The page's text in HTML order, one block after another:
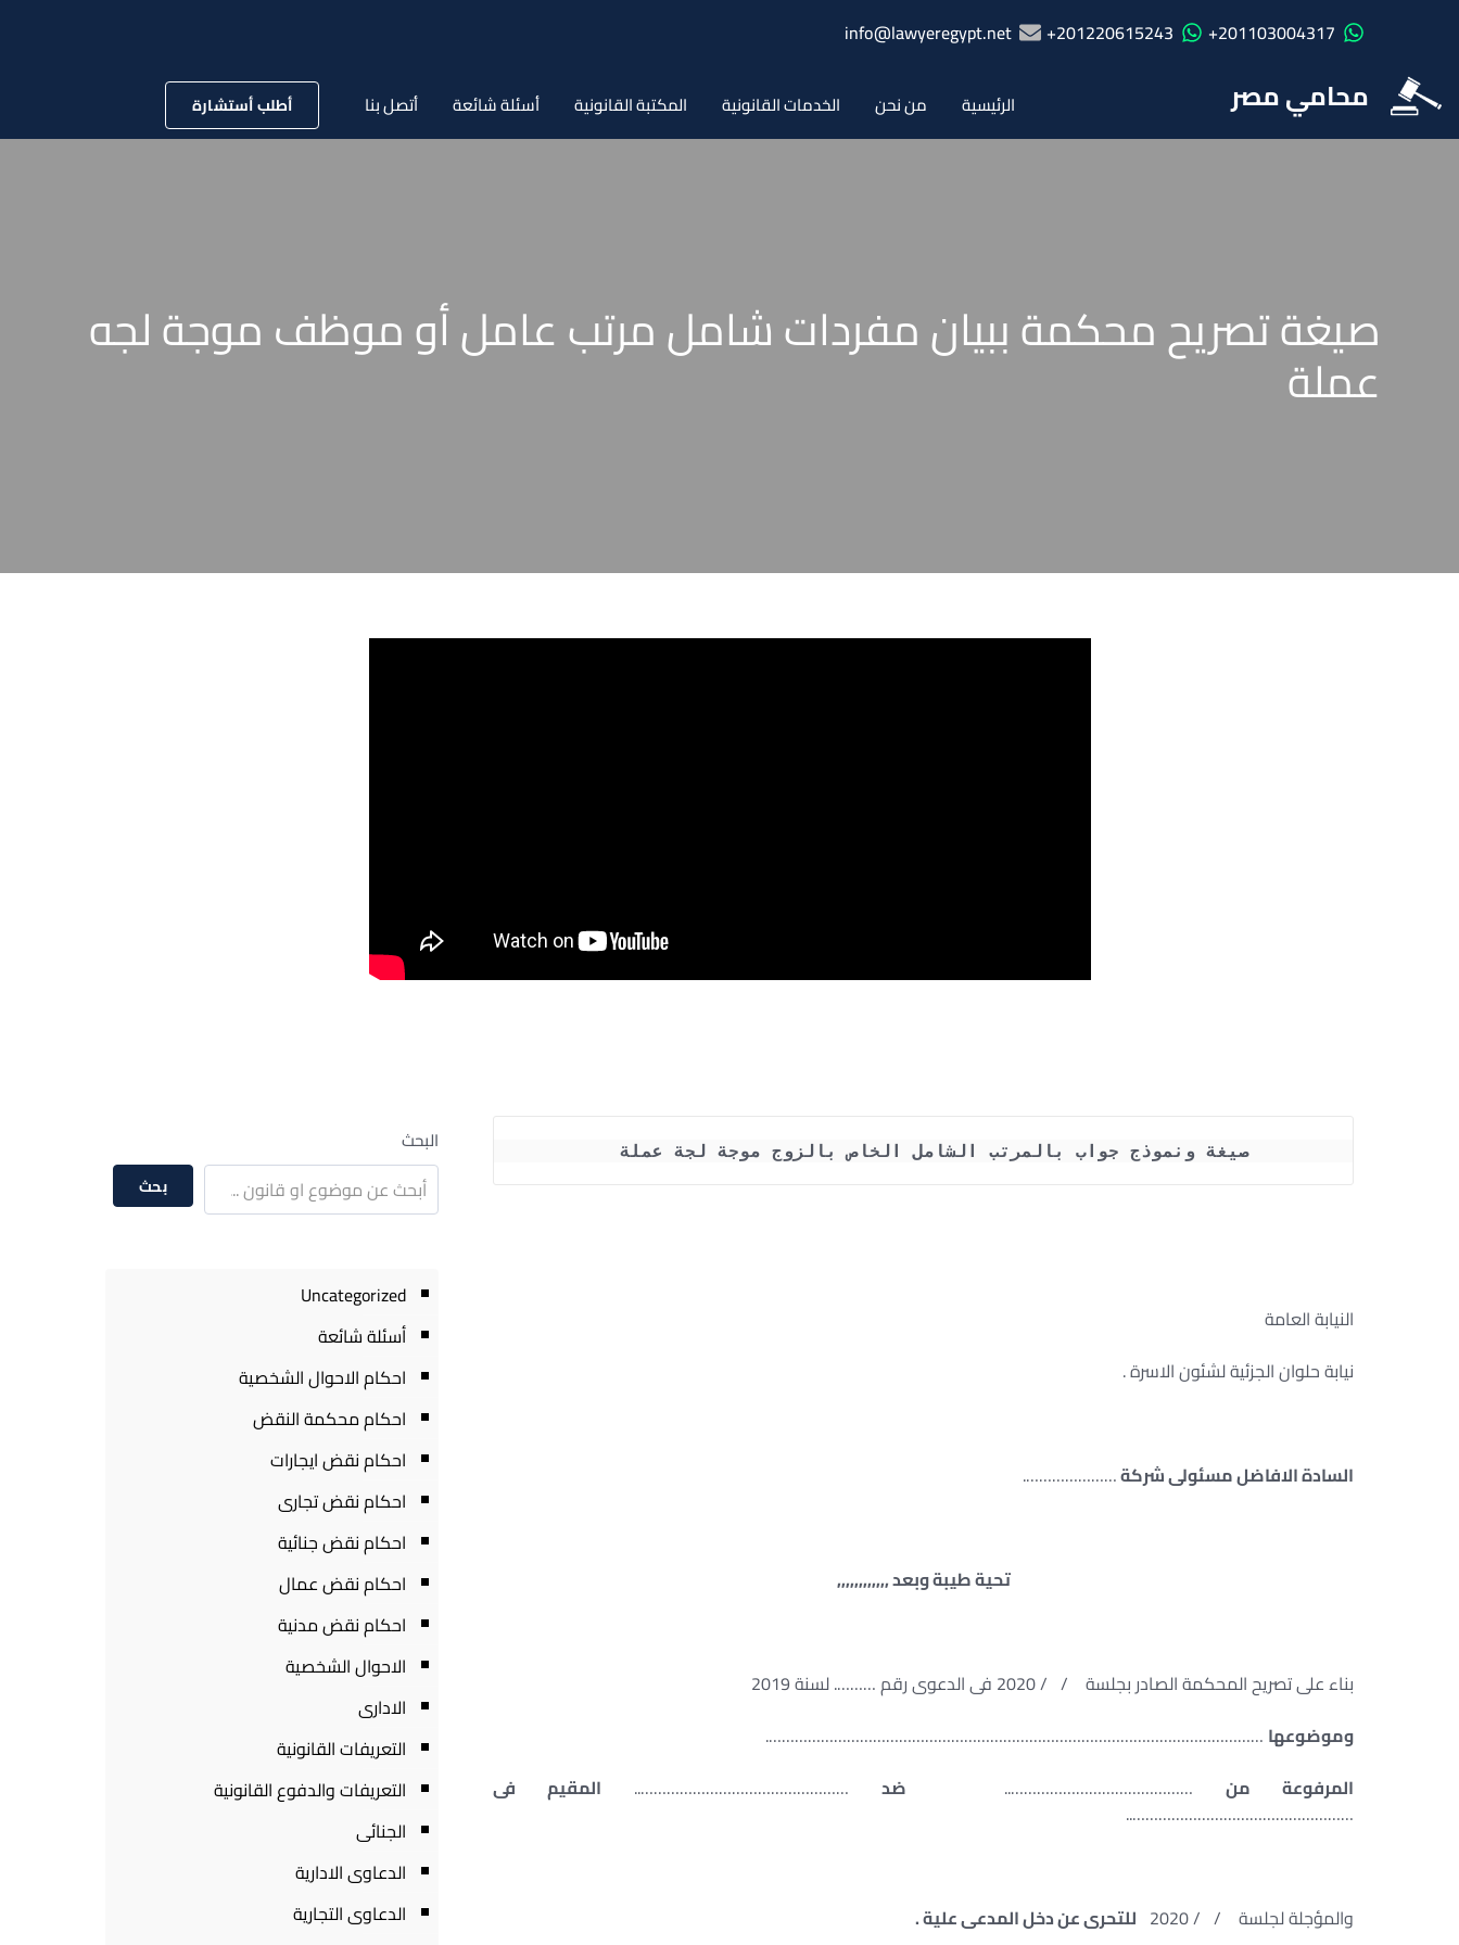
201103004317+
201220615243+
info@lawyeregypt.net
محامي مصر الرئيسية من نحن الخدمات القانونية المكتبة القانونية أسئلة شائعة أتصل بنا أطلب أستشارة
صيغة تصريح محكمة ببيان مفردات شامل مرتب عامل أو موظف موجة لجه
عملة
صيغة ونموذج جواب بالمرتب الشامل الخاص بالزوج موجة لجة عملة
النيابة العامة
نيابة حلوان الجزئية لشئون الاسرة .
السادة الافاضل مسئولى شركة………………….
تحية طيبة وبعد ,,,,,,,,,,,,
بناء على تصريح المحكمة الصادر بجلسة / / 2020 فى الدعوى رقم ………. لسنة 2019
وموضوعها …………………………………………………………………………………………………….
المرفوعة من…………………………………….. ضد………………………………………….. المقيم فى
……………………………………………..
والمؤجلة لجلسة / / 2020 للتحرى عن دخل المدعى علية .
البحث
بحث
Uncategorized
أسئلة شائعة
احكام الاحوال الشخصية
احكام محكمة النقض
احكام نقض ايجارات
احكام نقض تجارى
احكام نقض جنائية
احكام نقض عمال
احكام نقض مدنية
الاحوال الشخصية
الادارى
التعريفات القانونية
التعريفات والدفوع القانونية
الجنائى
الدعاوى الادارية
الدعاوى التجارية